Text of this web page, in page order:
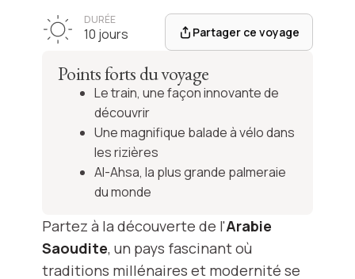
DURÉE
10 jours Partager ce voyage
Points forts du voyage
Le train, une façon innovante de
découvrir
Une magnifique balade à vélo dans
les rizières
Al-Ahsa, la plus grande palmeraie
du monde
Partez à la découverte de l'Arabie
Saoudite, un pays fascinant où
traditions millénaires et modernité se